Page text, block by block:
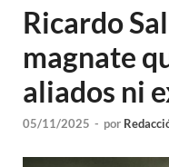
Ricardo
magnate
aliados ni
05/11/2025 - por